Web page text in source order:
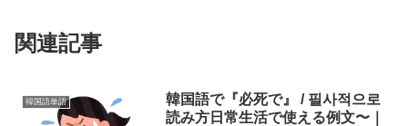
関連記事
韓国語単語
韓国語で『必死で』 / 필사적으로
読み方日常生活で使える例文〜｜